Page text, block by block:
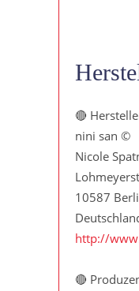
🔴
nini san ©
Nicole
10587
http://
🔴